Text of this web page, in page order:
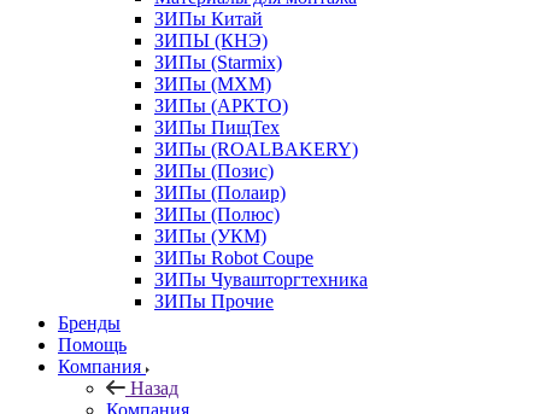
ЗИПы Китай
ЗИПЫ (КНЭ)
ЗИПы (Starmix)
ЗИПы (МХМ)
ЗИПы (АРКТО)
ЗИПы ПищТех
ЗИПы (ROALBAKERY)
ЗИПы (Позис)
ЗИПы (Полаир)
ЗИПы (Полюс)
ЗИПы (УКМ)
ЗИПы Robot Coupe
ЗИПы Чувашторгтехника
ЗИПы Прочие
Бренды
Помощь
Компания
Назад
Компания